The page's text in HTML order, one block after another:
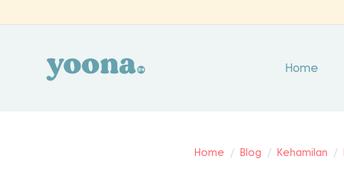
Home
Home / Blog / Kehamilan /